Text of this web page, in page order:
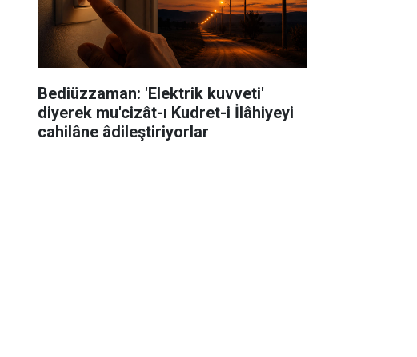
Bediüzzaman: 'Elektrik kuvveti'
diyerek mu'cizât-ı Kudret-i İlâhiyeyi
cahilâne âdileştiriyorlar